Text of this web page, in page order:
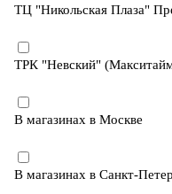
ТЦ "Никольская Плаза"
ТРК "Невский"
В магазинах в Москве
В магазинах в Санкт-